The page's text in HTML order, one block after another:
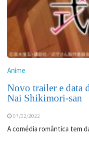
Anime
Novo trailer e data
Nai Shikimori-san
07/02/2022
A comédia romântica tem